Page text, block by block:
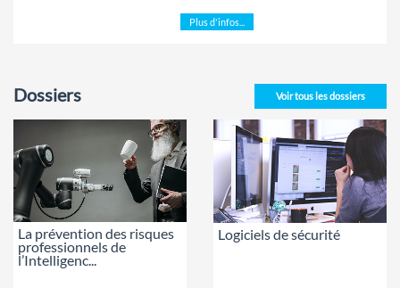
Plus d'infos...
Voir tous les dossiers
Dossiers
La prévention des risques
professionnels de
l’Intelligenc...
Logiciels de sécurité